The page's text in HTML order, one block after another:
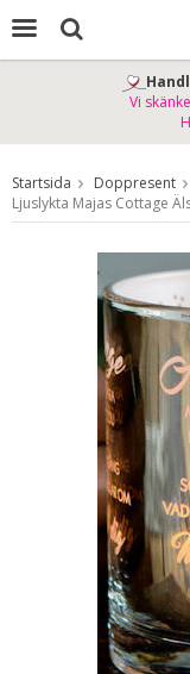
Vi
Startsida
Doppresent
Ljuslykta Majas Cottage